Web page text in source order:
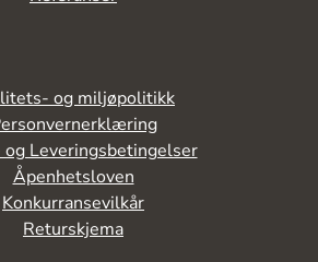
og miljøpolitikk
og Leveringsbetingelser
Åpenhetsloven
Konkurransevilkår
Returskjema